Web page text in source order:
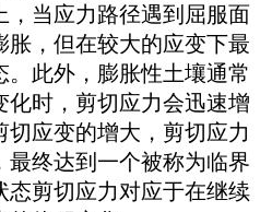
，当应力路径遇到屈服面
胀，但在较大的应变下最
此外，膨胀性土壤通常
化时，剪切应力会迅速增
应变的增大，剪切应力
最终达到一个被称为临界
态剪切应力对应于在继续